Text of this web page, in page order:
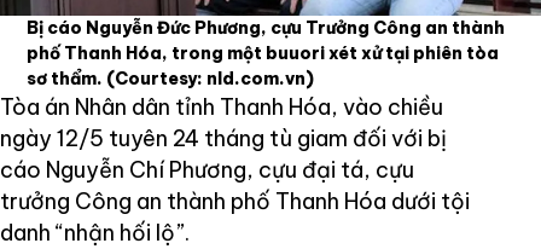
Bị cáo Nguyễn Đức Phương, cựu Trưởng Công an thành
phố Thanh Hóa, trong một buuori xét xử tại phiên tòa
sơ thẩm. (Courtesy: nld.com.vn)
Tòa án Nhân dân tỉnh Thanh Hóa, vào chiều
ngày 12/5 tuyên 24 tháng tù giam đối với bị
cáo Nguyễn Chí Phương, cựu đại tá, cựu
trưởng Công an thành phố Thanh Hóa dưới tội
danh “nhận hối lộ”.